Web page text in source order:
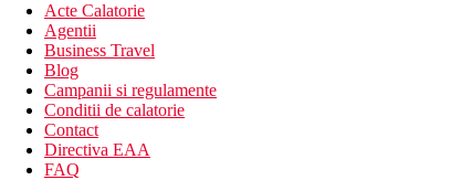
Acte Calatorie
Agentii
Business Travel
Blog
Campanii si regulamente
Conditii de calatorie
Contact
Directiva EAA
FAQ